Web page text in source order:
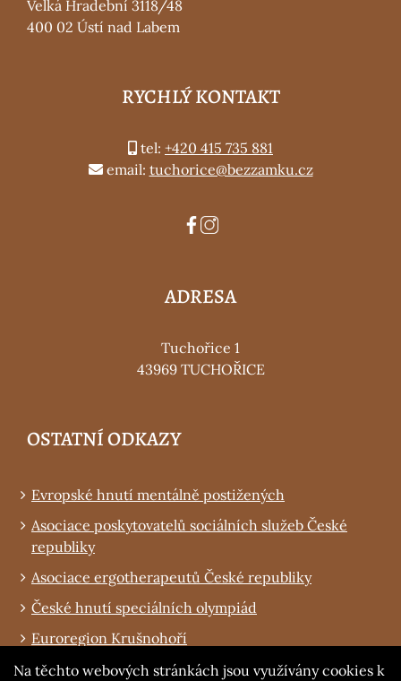
Velká Hradební 3118/48
400 02 Ústí nad Labem
RYCHLÝ KONTAKT
tel: +420 415 735 881
email: tuchorice@bezzamku.cz
ADRESA
Tuchořice 1
43969 TUCHOŘICE
OSTATNÍ ODKAZY
Evropské hnutí mentálně postižených
Asociace poskytovatelů sociálních služeb České
republiky
Asociace ergotherapeutů České republiky
České hnutí speciálních olympiád
Euroregion Krušnohoří
Obec Tuchořice
Na těchto webových stránkách jsou využívány cookies k